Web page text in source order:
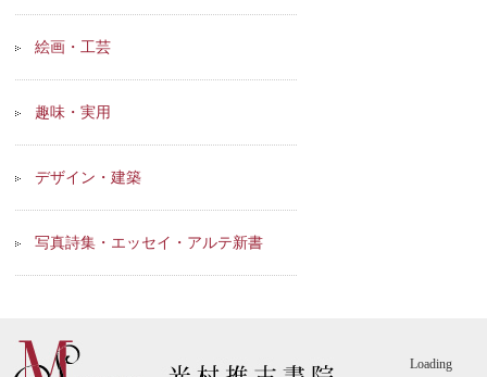
絵画・工芸
趣味・実用
デザイン・建築
写真詩集・エッセイ・アルテ新書
Loading